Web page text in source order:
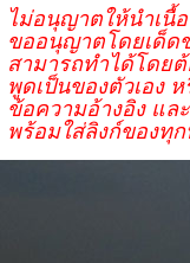
ไม่อนุญาตให้นำเนื้
ขออนุญาตโดยเด็ด
สามารถทำได้โดย
พูดเป็นของตัวเอง
ข้อความอ้างอิง แ
พร้อมใส่ลิงก์ของทุ